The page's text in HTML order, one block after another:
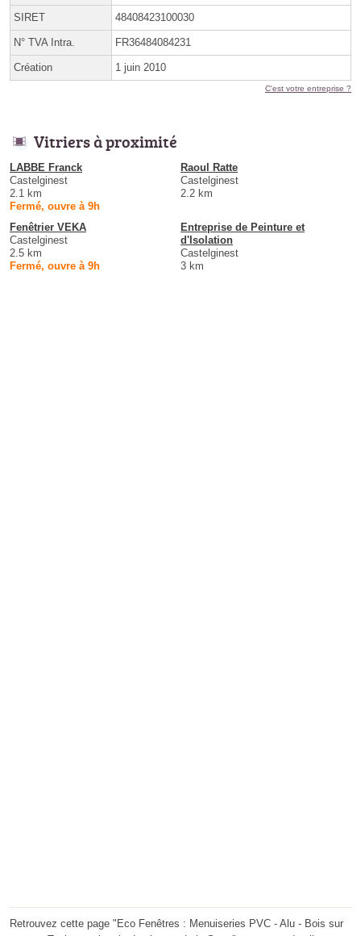
SIRET 48408423100030
N° TVA Intra. FR36484084231
Création 1 juin 2010
C'est votre entreprise ?
Vitriers à proximité
LABBE Franck
Castelginest
2.1 km
Fermé, ouvre à 9h
Raoul Ratte
Castelginest
2.2 km
Fenêtrier VEKA
Castelginest
2.5 km
Fermé, ouvre à 9h
Entreprise de Peinture et
d'Isolation
Castelginest
3 km
Retrouvez cette page "Eco Fenêtres : Menuiseries PVC - Alu - Bois sur